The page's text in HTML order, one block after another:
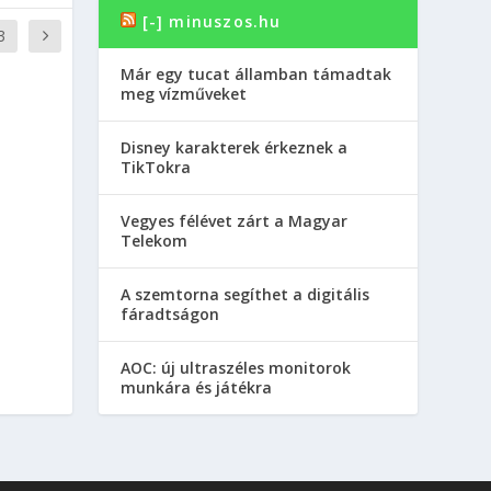
[-] minuszos.hu
Már egy tucat államban támadtak
meg vízműveket
Disney karakterek érkeznek a
TikTokra
Vegyes félévet zárt a Magyar
Telekom
A szemtorna segíthet a digitális
fáradtságon
AOC: új ultraszéles monitorok
munkára és játékra